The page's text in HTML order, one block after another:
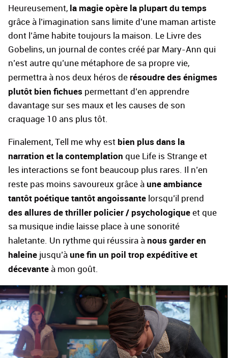
Heureusement, la magie opère la plupart du temps
grâce à l’imagination sans limite d’une maman artiste
dont l’âme habite toujours la maison. Le Livre des
Gobelins, un journal de contes créé par Mary-Ann qui
n’est autre qu’une métaphore de sa propre vie,
permettra à nos deux héros de résoudre des énigmes
plutôt bien fichues permettant d’en apprendre
davantage sur ses maux et les causes de son
craquage 10 ans plus tôt.
Finalement, Tell me why est bien plus dans la
narration et la contemplation que Life is Strange et
les interactions se font beaucoup plus rares. Il n’en
reste pas moins savoureux grâce à une ambiance
tantôt poétique tantôt angoissante lorsqu’il prend
des allures de thriller policier / psychologique et que
sa musique indie laisse place à une sonorité
haletante. Un rythme qui réussira à nous garder en
haleine jusqu’à une fin un poil trop expéditive et
décevante à mon goût.